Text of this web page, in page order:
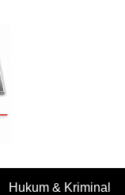
Hukum & Kriminal